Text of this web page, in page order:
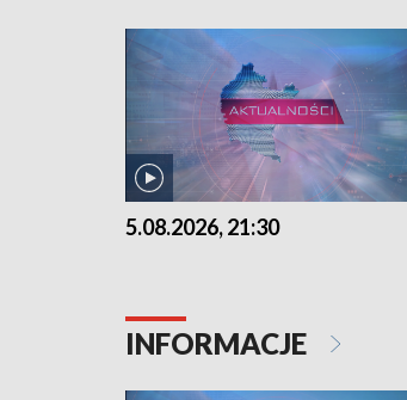
5.08.2026, 21:30
INFORMACJE